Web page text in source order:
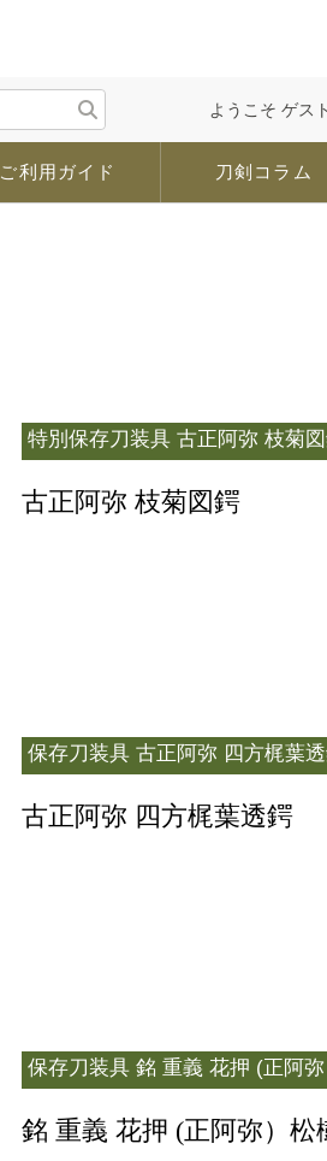
ようこそ ゲス
ご利用ガイド 刀剣コラム
特別保存刀装具 古正阿弥 枝菊
古正阿弥 枝菊図鍔
保存刀装具 古正阿弥 四方梶葉
古正阿弥 四方梶葉透鍔
保存刀装具 銘 重義 花押 (正阿
銘 重義 花押 (正阿弥）松